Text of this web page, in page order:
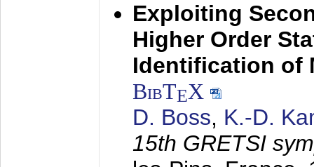
Exploiting
Higher Order
Identification of
BibTEX
D. Boss, K.-D.
15th GRETSI